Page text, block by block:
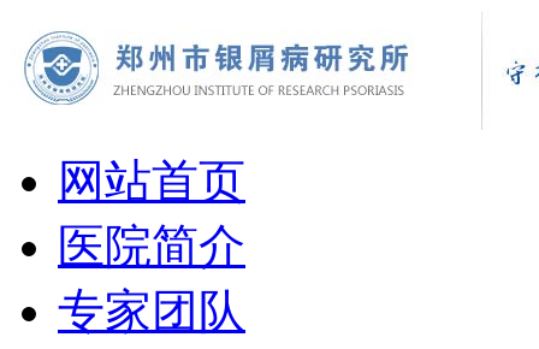
网站首页
医院简介
专家团队